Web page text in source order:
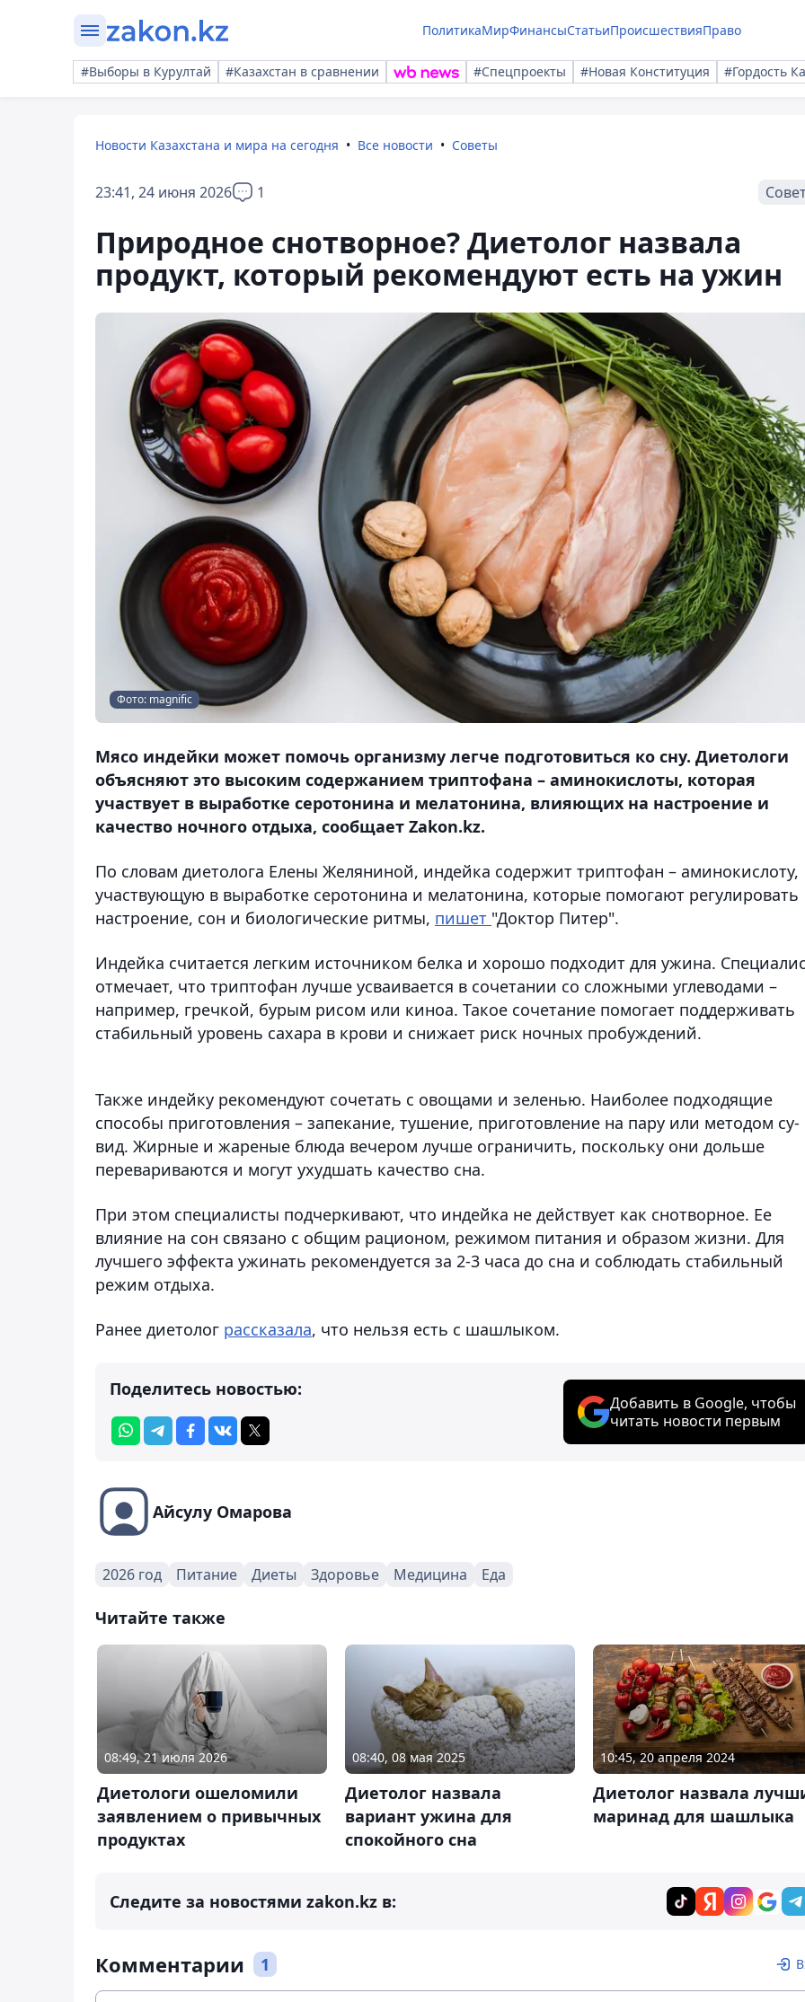
ПолитикаМирФинансыСтатьиПроисшествияПраво
#Выборы в Курултай #Казахстан в сравнении #Спецпроекты #Новая Конституция #Гордость
Новости Казахстана и мира на сегодня Все новости Советы
23:41, 24 июня 2026 1
Природное снотворное? Диетолог назвала
продукт, который рекомендуют есть на ужин
Фото: magnific
Мясо индейки может помочь организму легче подготовиться ко сну. Диетологи
объясняют это высоким содержанием триптофана – аминокислоты, которая
участвует в выработке серотонина и мелатонина, влияющих на настроение и
качество ночного отдыха, сообщает Zakon.kz.
По словам диетолога Елены Желяниной, индейка содержит триптофан – аминокислоту,
участвующую в выработке серотонина и мелатонина, которые помогают регулировать
настроение, сон и биологические ритмы, пишет "Доктор Питер".
Индейка считается легким источником белка и хорошо подходит для ужина.
отмечает, что триптофан лучше усваивается в сочетании со сложными углеводами –
например, гречкой, бурым рисом или киноа. Такое сочетание помогает поддерживать
стабильный уровень сахара в крови и снижает риск ночных пробуждений.
Также индейку рекомендуют сочетать с овощами и зеленью. Наиболее подходящие
способы приготовления – запекание, тушение, приготовление на пару или методом су-
вид. Жирные и жареные блюда вечером лучше ограничить, поскольку они дольше
перевариваются и могут ухудшать качество сна.
При этом специалисты подчеркивают, что индейка не действует как снотворное. Ее
влияние на сон связано с общим рационом, режимом питания и образом жизни. Для
лучшего эффекта ужинать рекомендуется за 2-3 часа до сна и соблюдать стабильный
режим отдыха.
Ранее диетолог рассказала, что нельзя есть с шашлыком.
Поделитесь новостью:
Добавить в Google, чтобы
читать новости первым
Айсулу Омарова
2026 год Питание Диеты Здоровье Медицина Еда
Читайте также
08:49, 21 июля 2026
Диетологи ошеломили
заявлением о привычных
продуктах
08:40, 08 мая 2025
Диетолог назвала
вариант ужина для
спокойного сна
10:45, 20 апреля 2024
Диетолог назвала
маринад для шашлыка
Следите за новостями zakon.kz в:
Комментарии 1